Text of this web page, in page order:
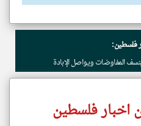
فلسطين:
المفاوضات ويواصل الإبادة
اخبار فلسطين